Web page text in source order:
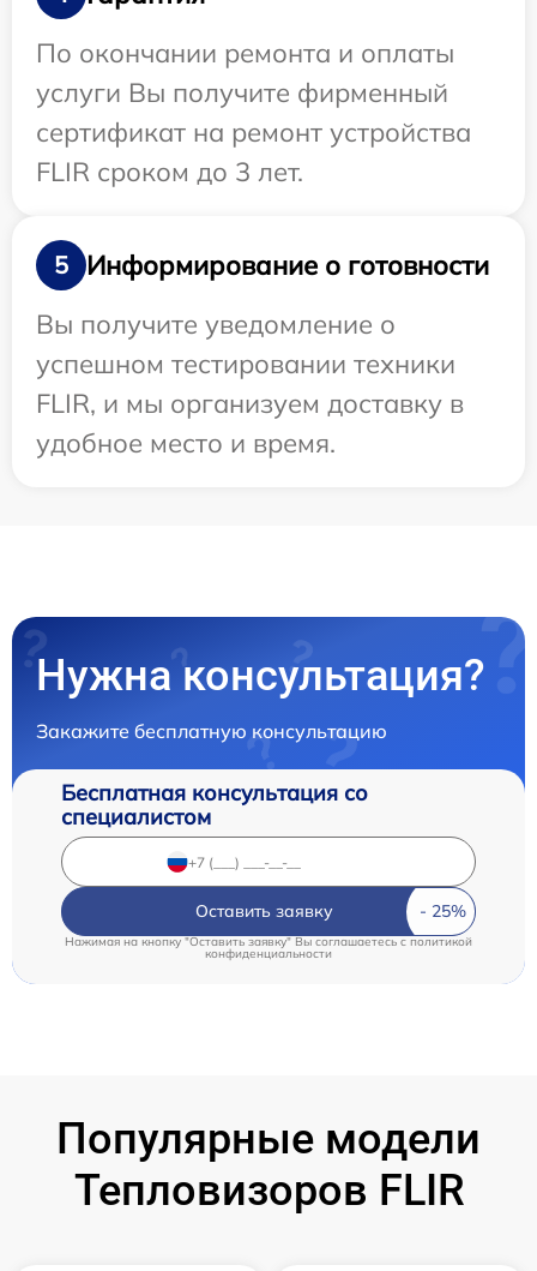
По окончании ремонта и оплаты
услуги Вы получите фирменный
сертификат на ремонт устройства
FLIR сроком до 3 лет.
5
Информирование о готовности
Вы получите уведомление о
успешном тестировании техники
FLIR, и мы организуем доставку в
удобное место и время.
Нужна консультация?
Закажите бесплатную консультацию
Бесплатная консультация со
специалистом
Оставить заявку
Нажимая на кнопку "Оставить заявку" Вы соглашаетесь c политикой
конфиденциальности
Популярные модели
Тепловизоров FLIR